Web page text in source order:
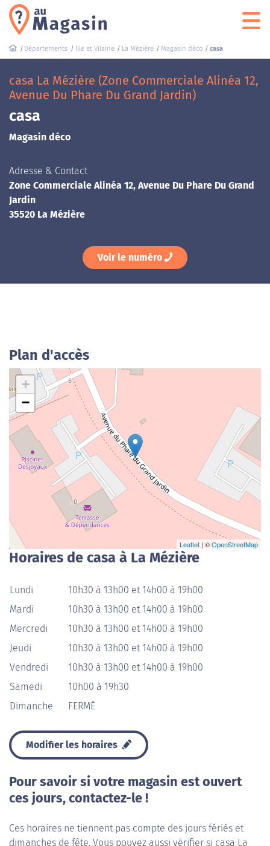
Départements Ille et Vilaine La Mézière Magasin déco casa
casa La Mézière (Zone Commerciale Alinéa 12,
Avenue Du Phare Du Grand Jardin)
casa
Magasin déco
Adresse & Contact
Zone Commerciale Alinéa 12, Avenue Du Phare Du Grand
Jardin
35520 La Mézière
Voir le numéro
Plan d'accès
+
−
Leaflet | ©OpenStreetMap
Horaires de casa à La Mézière
Lundi
10h30 à 13h00 et 14h00 à 19h00
Mardi
10h30 à 13h00 et 14h00 à 19h00
Mercredi
10h30 à 13h00 et 14h00 à 19h00
Jeudi
10h30 à 13h00 et 14h00 à 19h00
Vendredi
10h30 à 13h00 et 14h00 à 19h00
Samedi
10h00 à 19h30
Dimanche
FERMÉ
Modifier les horaires
Pour savoir si votre magasin est ouvert
ces jours, contactez-le !
Ces horaires ne tiennent pas compte des jours fériés et
dimanches de fête. Vous pouvez aussi vérifier si casa La